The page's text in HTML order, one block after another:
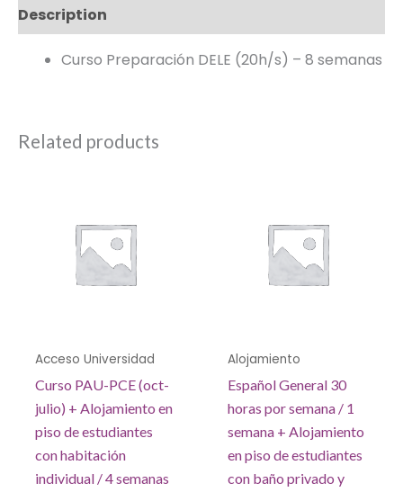
Description
Curso Preparación DELE (20h/s) – 8 semanas
Related products
Acceso Universidad
Curso PAU-PCE (oct-
julio) + Alojamiento en
piso de estudiantes
con habitación
individual / 4 semanas
Alojamiento
Español General 30
horas por semana / 1
semana + Alojamiento
en piso de estudiantes
con baño privado y